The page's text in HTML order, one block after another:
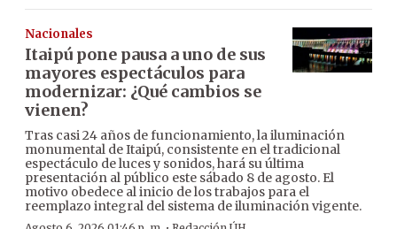
Nacionales
Itaipú pone pausa a uno de sus
mayores espectáculos para
modernizar: ¿Qué cambios se
vienen?
Tras casi 24 años de funcionamiento, la iluminación
monumental de Itaipú, consistente en el tradicional
espectáculo de luces y sonidos, hará su última
presentación al público este sábado 8 de agosto. El
motivo obedece al inicio de los trabajos para el
reemplazo integral del sistema de iluminación vigente.